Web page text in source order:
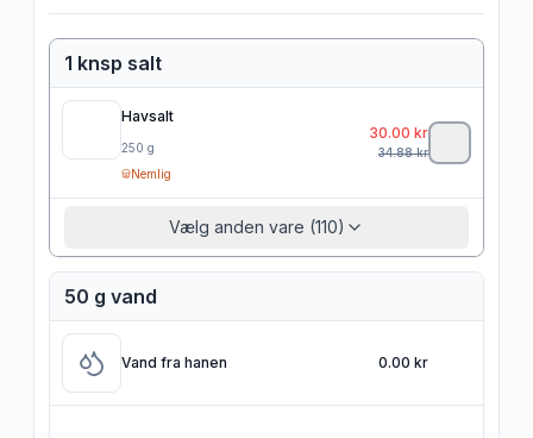
1 knsp salt
Havsalt
250 g
Nemlig
30.00 kr
34.88kr
Vælg anden vare (110)
50 g vand
Vand fra hanen 0.00 kr